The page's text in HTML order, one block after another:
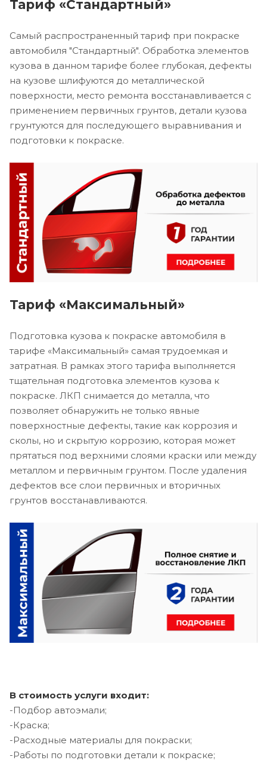
Тариф «Стандартный»
Самый распространенный тариф при покраске
автомобиля "Стандартный". Обработка элементов
кузова в данном тарифе более глубокая, дефекты
на кузове шлифуются до металлической
поверхности, место ремонта восстанавливается с
применением первичных грунтов, детали кузова
грунтуются для последующего выравнивания и
подготовки к покраске.
Тариф «Максимальный»
Подготовка кузова к покраске автомобиля в
тарифе «Максимальный» самая трудоемкая и
затратная. В рамках этого тарифа выполняется
тщательная подготовка элементов кузова к
покраске. ЛКП снимается до металла, что
позволяет обнаружить не только явные
поверхностные дефекты, такие как коррозия и
сколы, но и скрытую коррозию, которая может
прятаться под верхними слоями краски или между
металлом и первичным грунтом. После удаления
дефектов все слои первичных и вторичных
грунтов восстанавливаются.
В стоимость услуги входит:
-Подбор автоэмали;
-Краска;
-Расходные материалы для покраски;
-Работы по подготовки детали к покраске;